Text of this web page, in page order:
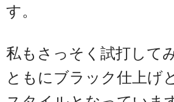
す。
私もさっそく試打して
ともにブラック仕上げ